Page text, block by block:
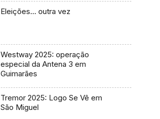
Eleições… outra vez
Westway 2025: operação
especial da Antena 3 em
Guimarães
Tremor 2025: Logo Se Vê em
São Miguel